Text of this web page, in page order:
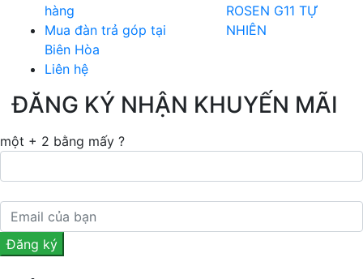
hàng
Mua đàn trả góp tại
Biên Hòa
Liên hệ
ROSEN G11 TỰ
NHIÊN
ĐĂNG KÝ NHẬN KHUYẾN MÃI
một + 2 bằng mấy ?